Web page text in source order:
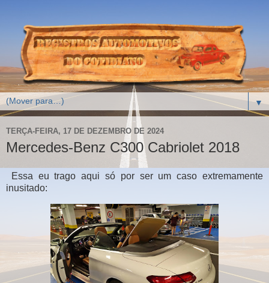
▼
TERÇA-FEIRA, 17 DE DEZEMBRO DE 2024
Mercedes-Benz C300 Cabriolet 2018
Essa eu trago aqui só por ser um caso extremamente
inusitado: